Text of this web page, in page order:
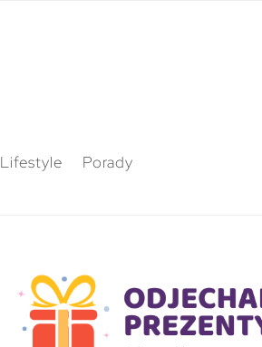
Lifestyle Porady